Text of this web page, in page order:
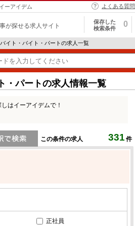
ーアイデム よくある質問
が探せる求人サイト
保存した
検索条件
0
イト・バイト・パートの求人一覧
・パートの求人情報一覧
はイーアイデムで！
この条件の求人 331 件
正社員